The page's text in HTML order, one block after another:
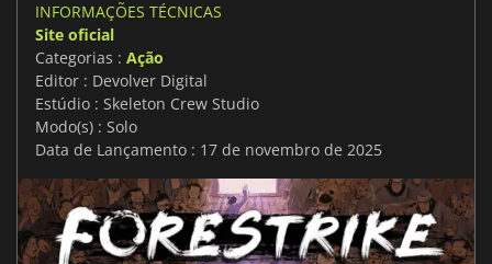
INFORMAÇÕES TÉCNICAS
Site oficial
Categorias : Ação
Editor : Devolver Digital
Estúdio : Skeleton Crew Studio
Modo(s) : Solo
Data de Lançamento : 17 de novembro de 2025